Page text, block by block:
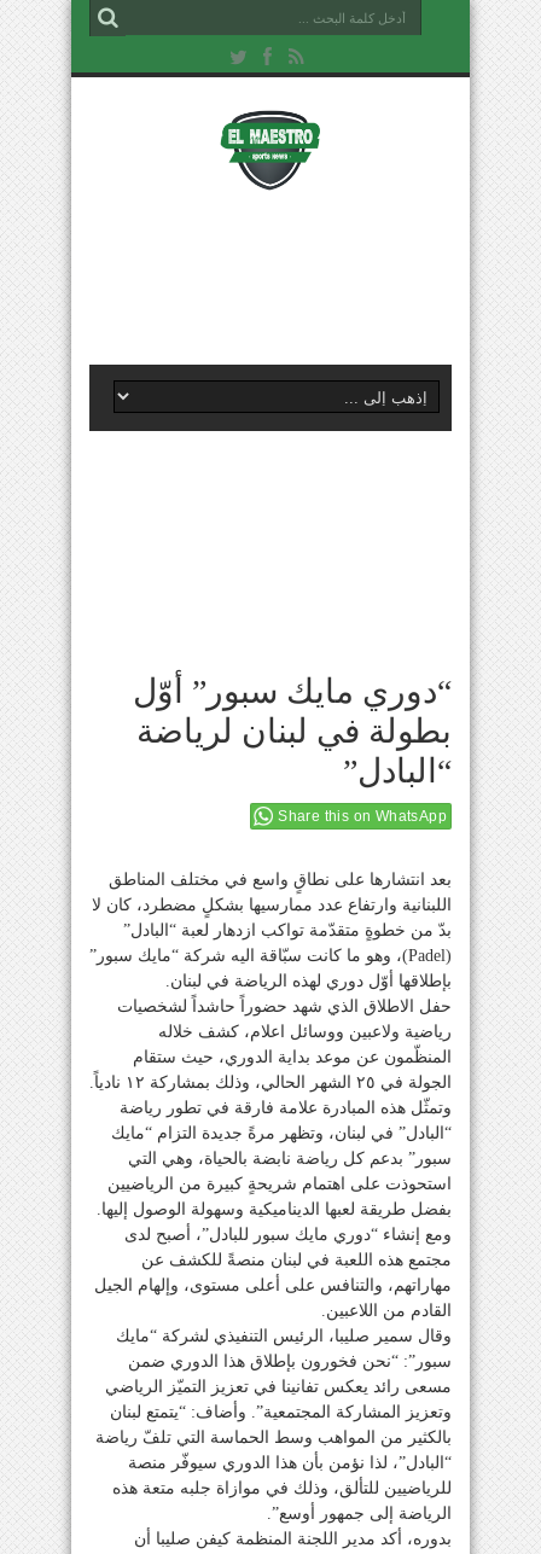
“دوري مايك سبور” أوّل
بطولة في لبنان لرياضة
“البادل”
Share this on WhatsApp
بعد انتشارها على نطاقٍ واسع في مختلف المناطق
اللبنانية وارتفاع عدد ممارسيها بشكلٍ مضطرد، كان لا
بدّ من خطوةٍ متقدّمة تواكب ازدهار لعبة “البادل”
(Padel)، وهو ما كانت سبّاقة اليه شركة “مايك سبور”
بإطلاقها أوّل دوري لهذه الرياضة في لبنان.
حفل الاطلاق الذي شهد حضوراً حاشداً لشخصيات
رياضية ولاعبين ووسائل اعلام، كشف خلاله
المنظّمون عن موعد بداية الدوري، حيث ستقام
الجولة في ٢٥ الشهر الحالي، وذلك بمشاركة ١٢ نادياً.
وتمثّل هذه المبادرة علامة فارقة في تطور رياضة
“البادل” في لبنان، وتظهر مرةً جديدة التزام “مايك
سبور” بدعم كل رياضة نابضة بالحياة، وهي التي
استحوذت على اهتمام شريحةٍ كبيرة من الرياضيين
بفضل طريقة لعبها الديناميكية وسهولة الوصول إليها.
ومع إنشاء “دوري مايك سبور للبادل”، أصبح لدى
مجتمع هذه اللعبة في لبنان منصةً للكشف عن
مهاراتهم، والتنافس على أعلى مستوى، وإلهام الجيل
القادم من اللاعبين.
وقال سمير صليبا، الرئيس التنفيذي لشركة “مايك
سبور”: “نحن فخورون بإطلاق هذا الدوري ضمن
مسعى رائد يعكس تفانينا في تعزيز التميّز الرياضي
وتعزيز المشاركة المجتمعية”. وأضاف: “يتمتع لبنان
بالكثير من المواهب وسط الحماسة التي تلفّ رياضة
“البادل”، لذا نؤمن بأن هذا الدوري سيوفّر منصة
للرياضيين للتألق، وذلك في موازاة جلبه متعة هذه
الرياضة إلى جمهور أوسع”.
بدوره، أكد مدير اللجنة المنظمة كيفن صليبا أن